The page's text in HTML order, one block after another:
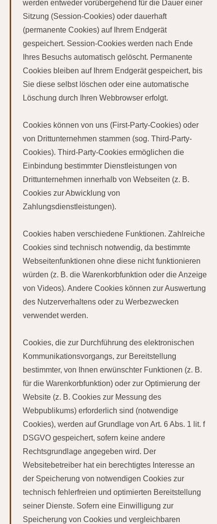
werden entweder vorübergehend für die Dauer einer
Sitzung (Session-Cookies) oder dauerhaft
(permanente Cookies) auf Ihrem Endgerät
gespeichert. Session-Cookies werden nach Ende
Ihres Besuchs automatisch gelöscht. Permanente
Cookies bleiben auf Ihrem Endgerät gespeichert, bis
Sie diese selbst löschen oder eine automatische
Löschung durch Ihren Webbrowser erfolgt.
Cookies können von uns (First-Party-Cookies) oder
von Drittunternehmen stammen (sog. Third-Party-
Cookies). Third-Party-Cookies ermöglichen die
Einbindung bestimmter Dienstleistungen von
Drittunternehmen innerhalb von Webseiten (z. B.
Cookies zur Abwicklung von
Zahlungsdienstleistungen).
Cookies haben verschiedene Funktionen. Zahlreiche
Cookies sind technisch notwendig, da bestimmte
Webseitenfunktionen ohne diese nicht funktionieren
würden (z. B. die Warenkorbfunktion oder die Anzeige
von Videos). Andere Cookies können zur Auswertung
des Nutzerverhaltens oder zu Werbezwecken
verwendet werden.
Cookies, die zur Durchführung des elektronischen
Kommunikationsvorgangs, zur Bereitstellung
bestimmter, von Ihnen erwünschter Funktionen (z. B.
für die Warenkorbfunktion) oder zur Optimierung der
Website (z. B. Cookies zur Messung des
Webpublikums) erforderlich sind (notwendige
Cookies), werden auf Grundlage von Art. 6 Abs. 1 lit. f
DSGVO gespeichert, sofern keine andere
Rechtsgrundlage angegeben wird. Der
Websitebetreiber hat ein berechtigtes Interesse an
der Speicherung von notwendigen Cookies zur
technisch fehlerfreien und optimierten Bereitstellung
seiner Dienste. Sofern eine Einwilligung zur
Speicherung von Cookies und vergleichbaren